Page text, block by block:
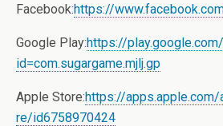
Facebook:https://
Google Play:https://
id=com.sugargame.mjlj.gp
Apple Store:https://
re/id6758970424